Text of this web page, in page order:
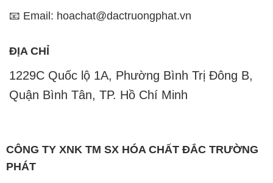
📧 Email: hoachat@dactruongphat.vn
ĐỊA CHỈ
1229C Quốc lộ 1A, Phường Bình Trị Đông B,
Quận Bình Tân, TP. Hồ Chí Minh
CÔNG TY XNK TM SX HÓA CHẤT ĐẮC TRƯỜNG
PHÁT